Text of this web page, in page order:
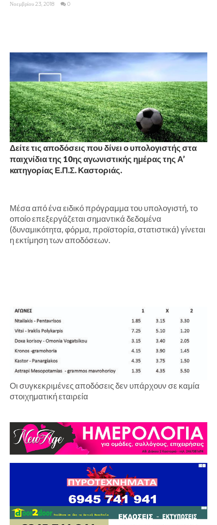
Νοεμβρίου 23, 2018 0
Δείτε τις αποδόσεις που δίνει ο υπολογιστής στα
παιχνίδια της 10ης αγωνιστικής ημέρας της Α’
κατηγορίας Ε.Π.Σ. Καστοριάς.
Μέσα από ένα ειδικό πρόγραμμα του υπολογιστή, το
οποίο επεξεργάζεται σημαντικά δεδομένα
(δυναμικότητα, φόρμα, προϊστορία, στατιστικά) γίνεται
η εκτίμηση των αποδόσεων.
Οι συγκεκριμένες αποδόσεις δεν υπάρχουν σε καμία
στοιχηματική εταιρεία